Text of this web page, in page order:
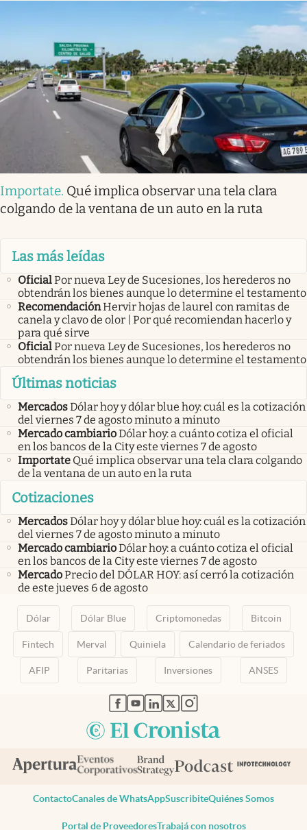
Importate. Qué implica observar una tela clara
colgando de la ventana de un auto en la ruta
Las más leídas
OficialPor nueva Ley de Sucesiones, los herederos no
obtendrán los bienes aunque lo determine el testamento
RecomendaciónHervir hojas de laurel con ramitas de
canela y clavo de olor | Por qué recomiendan hacerlo y
para qué sirve
OficialPor nueva Ley de Sucesiones, los herederos no
obtendrán los bienes aunque lo determine el testamento
Últimas noticias
MercadosDólar hoy y dólar blue hoy: cuál es la cotización
del viernes 7 de agosto minuto a minuto
Mercado cambiarioDólar hoy: a cuánto cotiza el oficial
en los bancos de la City este viernes 7 de agosto
Importate Qué implica observar una tela clara colgando
de la ventana de un auto en la ruta
Cotizaciones
MercadosDólar hoy y dólar blue hoy: cuál es la cotización
del viernes 7 de agosto minuto a minuto
Mercado cambiarioDólar hoy: a cuánto cotiza el oficial
en los bancos de la City este viernes 7 de agosto
MercadoPrecio del DÓLAR HOY: así cerró la cotización
de este jueves 6 de agosto
Dólar Dólar Blue Criptomonedas Bitcoin
Fintech Merval Quiniela Calendario de feriados
AFIP Paritarias Inversiones ANSES
abre en nueva pestaña
abre en nueva pestaña
abre en nueva pestaña
abre en nueva pestaña
abre en nueva pestaña
ContactoCanales de WhatsAppSuscribiteQuiénes Somos
Portal de ProveedoresTrabajá con nosotros